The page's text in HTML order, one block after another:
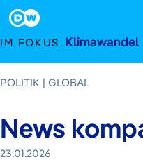
IM FOKUS Klimawandel
POLITIK GLOBAL
News
23.01.2026
Footer